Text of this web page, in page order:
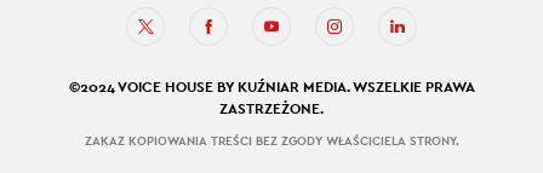
©2024 VOICE HOUSE BY KUŹNIAR MEDIA. WSZELKIE PRAWA
ZASTRZEŻONE.
ZAKAZ KOPIOWANIA TREŚCI BEZ ZGODY WŁAŚCICIELA STRONY.